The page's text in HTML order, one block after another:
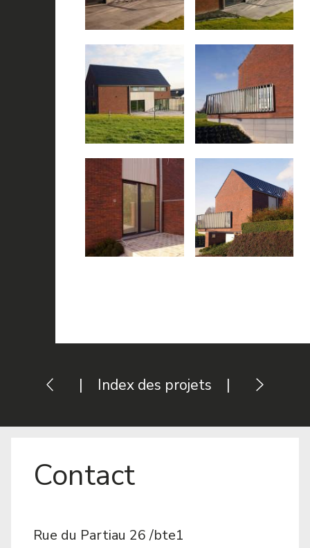
| Index des projets |
Contact
Rue du Partiau 26 /bte1